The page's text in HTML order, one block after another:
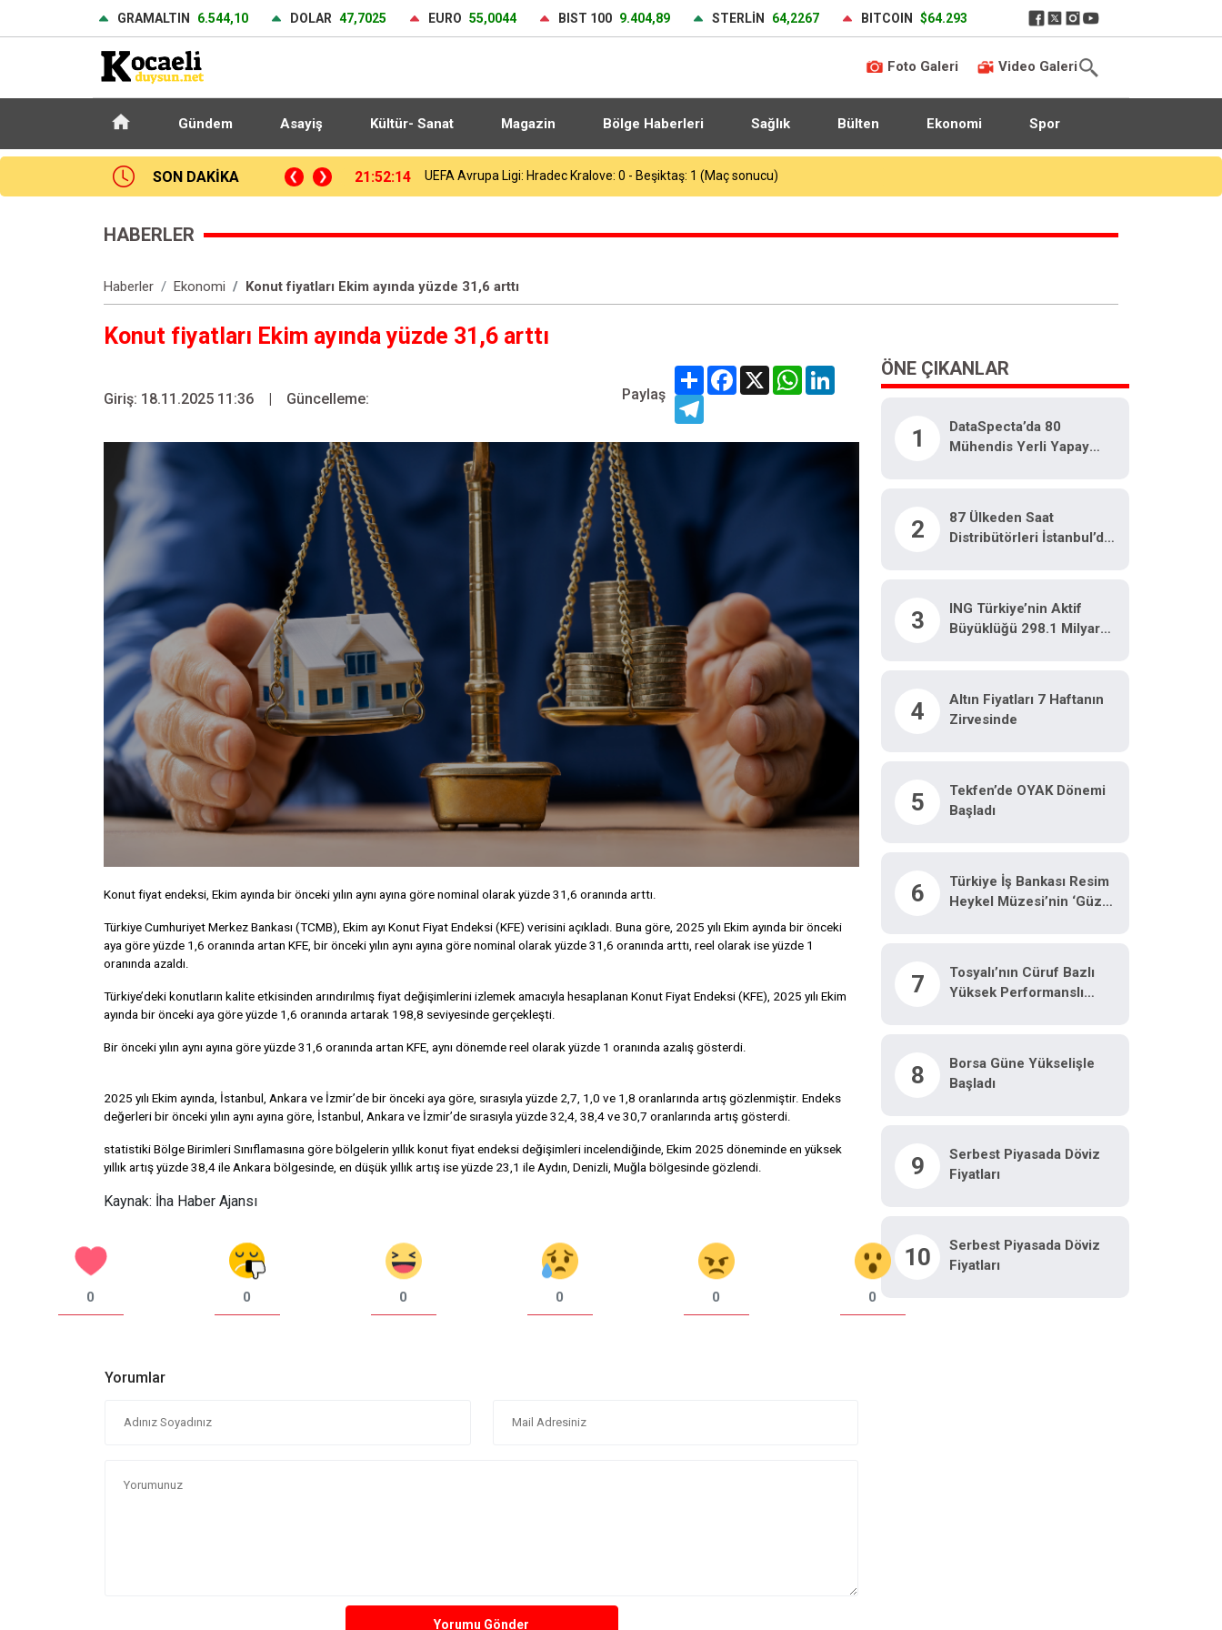
GRAMALTIN 6.544,10 DOLAR 47,7025 EURO 55,0044 BIST 100 9.404,89 STERLİN 64,2267 BITCOIN $64.293
Foto Galeri Video Galeri
Gündem Asayiş Kültür- Sanat Magazin Bölge Haberleri Sağlık Bülten Ekonomi Spor
SON DAKİKA
Kralove: 0 - Beşiktaş: 1 (Maç sonucu) 21:37:53 Heybeliada Deniz Harp Okulu’nda çıkan yangın söndürüldü
HABERLER
Haberler Ekonomi Konut fiyatları Ekim ayında yüzde 31,6 arttı
Konut fiyatları Ekim ayında yüzde 31,6 arttı
Giriş: 18.11.2025 11:36 | Güncelleme: Paylaş
ShareFacebook
X WhatsAppLinkedIn
Telegram
Konut fiyat endeksi, Ekim ayında bir önceki yılın aynı ayına göre nominal olarak yüzde 31,6 oranında arttı.
Türkiye Cumhuriyet Merkez Bankası (TCMB), Ekim ayı Konut Fiyat Endeksi (KFE) verisini açıkladı. Buna göre, 2025 yılı Ekim ayında bir önceki
aya göre yüzde 1,6 oranında artan KFE, bir önceki yılın aynı ayına göre nominal olarak yüzde 31,6 oranında arttı, reel olarak ise yüzde 1
oranında azaldı.
Türkiye’deki konutların kalite etkisinden arındırılmış fiyat değişimlerini izlemek amacıyla hesaplanan Konut Fiyat Endeksi (KFE), 2025 yılı Ekim
ayında bir önceki aya göre yüzde 1,6 oranında artarak 198,8 seviyesinde gerçekleşti.
Bir önceki yılın aynı ayına göre yüzde 31,6 oranında artan KFE, aynı dönemde reel olarak yüzde 1 oranında azalış gösterdi.
2025 yılı Ekim ayında, İstanbul, Ankara ve İzmir’de bir önceki aya göre, sırasıyla yüzde 2,7, 1,0 ve 1,8 oranlarında artış gözlenmiştir. Endeks
değerleri bir önceki yılın aynı ayına göre, İstanbul, Ankara ve İzmir’de sırasıyla yüzde 32,4, 38,4 ve 30,7 oranlarında artış gösterdi.
statistiki Bölge Birimleri Sınıflamasına göre bölgelerin yıllık konut fiyat endeksi değişimleri incelendiğinde, Ekim 2025 döneminde en yüksek
yıllık artış yüzde 38,4 ile Ankara bölgesinde, en düşük yıllık artış ise yüzde 23,1 ile Aydın, Denizli, Muğla bölgesinde gözlendi.
Kaynak: İha Haber Ajansı
0 0 0 0 0 0
Yorumlar
Yorumu Gönder
ÖNE ÇIKANLAR
1
DataSpecta’da 80
Mühendis Yerli Yapay
2
87 Ülkeden Saat
Distribütörleri İstanbul’da
3
ING Türkiye’nin Aktif
Büyüklüğü 298.1 Milyar
4
Altın Fiyatları 7 Haftanın
Zirvesinde
5
Tekfen’de OYAK Dönemi
Başladı
6
Türkiye İş Bankası Resim
Heykel Müzesi’nin ‘Güz
7
Tosyalı’nın Cüruf Bazlı
Yüksek Performanslı
8
Borsa Güne Yükselişle
Başladı
9
Serbest Piyasada Döviz
Fiyatları
10
Serbest Piyasada Döviz
Fiyatları